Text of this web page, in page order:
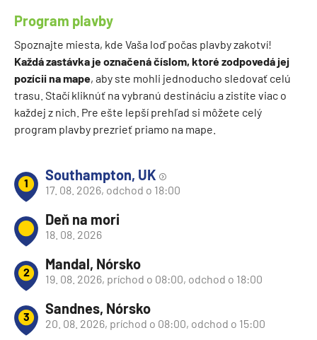
Program plavby
Spoznajte miesta, kde Vaša loď počas plavby zakotví!
Každá zastávka je označená číslom, ktoré zodpovedá jej
pozícii na mape, aby ste mohli jednoducho sledovať celú
trasu. Stačí kliknúť na vybranú destináciu a zistíte viac o
každej z nich. Pre ešte lepší prehľad si môžete celý
program plavby prezrieť priamo na mape.
1 Southampton, UK
17. 08. 2026, odchod o 18:00
Deň na mori
18. 08. 2026
2 Mandal, Nórsko
19. 08. 2026, príchod o 08:00, odchod o 18:00
3 Sandnes, Nórsko
20. 08. 2026, príchod o 08:00, odchod o 15:00